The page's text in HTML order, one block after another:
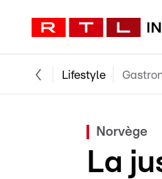
Lifestyle
Norvège
La